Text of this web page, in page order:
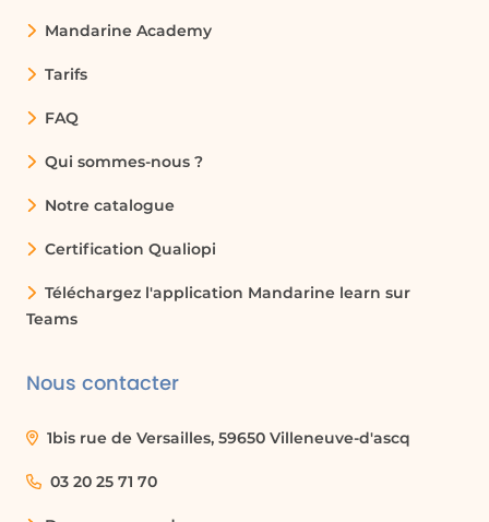
Mandarine Academy
Tarifs
FAQ
Qui sommes-nous ?
Notre catalogue
Certification Qualiopi
Téléchargez l'application Mandarine learn sur
Teams
Nous contacter
1bis rue de Versailles, 59650 Villeneuve-d'ascq
03 20 25 71 70